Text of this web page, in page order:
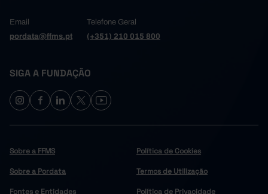
Email
pordata@ffms.pt
Telefone Geral
(+351) 210 015 800
SIGA A FUNDAÇÃO
Sobre a FFMS
Sobre a Pordata
Fontes e Entidades
Política de Cookies
Termos de Utilização
Política de Privacidade